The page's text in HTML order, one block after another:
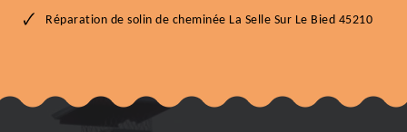
Réparation de solin de cheminée La Selle Sur Le Bied 45210